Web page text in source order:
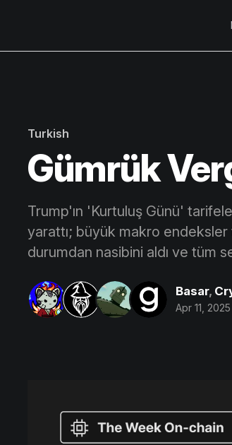
Turkish
Gümrük
Trump'ın 'Kurtuluş Günü'
yarattı; büyük makro endeksler
durumdan nasibini aldı ve tüm
Basar,
Apr 11, 2025